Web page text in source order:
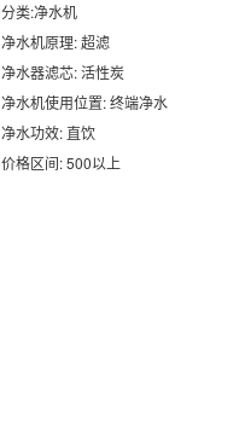
分类:净水机
净水机原理: 超滤
净水器滤芯: 活性炭
净水机使用位置: 终端净水
净水功效: 直饮
价格区间: 500以上